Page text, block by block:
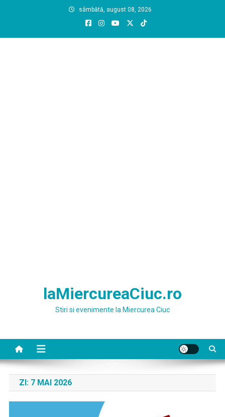
sâmbătă, august 08, 2026
laMiercureaCiuc.ro
Stiri si evenimente la Miercurea Ciuc
ZI: 7 MAI 2026